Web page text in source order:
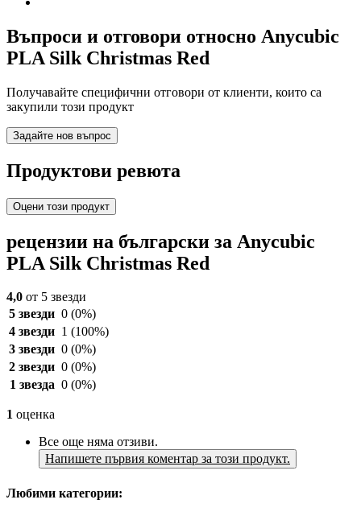
Въпроси и отговори относно Anycubic
PLA Silk Christmas Red
Получавайте специфични отговори от клиенти, които са
закупили този продукт
Задайте нов въпрос
Продуктови ревюта
Оцени този продукт
рецензии на български за Anycubic
PLA Silk Christmas Red
4,0 от 5 звезди
5 звезди 0 (0%)
4 звезди 1 (100%)
3 звезди 0 (0%)
2 звезди 0 (0%)
1 звезда 0 (0%)
1 оценка
Все още няма отзиви.
Напишете първия коментар за този продукт.
Любими категории: